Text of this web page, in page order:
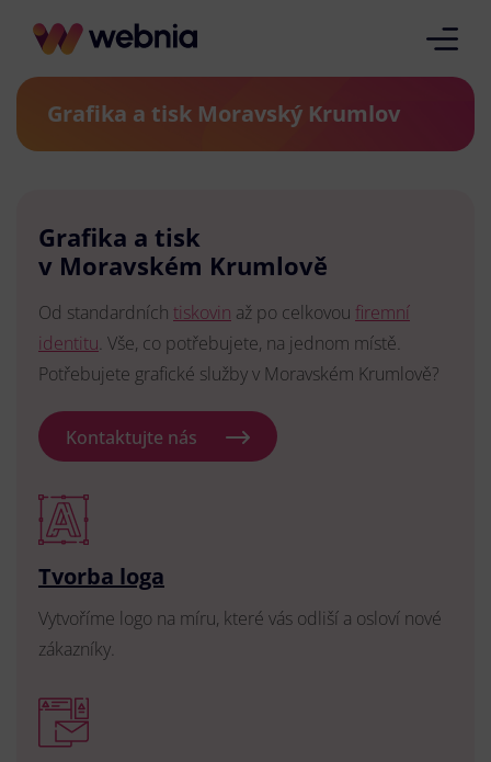
Grafika a tisk Moravský Krumlov
Grafika a tisk
v Moravském Krumlově
Od standardních tiskovin až po celkovou firemní
identitu. Vše, co potřebujete, na jednom místě.
Potřebujete grafické služby v Moravském Krumlově?
Kontaktujte nás
Tvorba loga
Vytvoříme logo na míru, které vás odliší a osloví nové
zákazníky.